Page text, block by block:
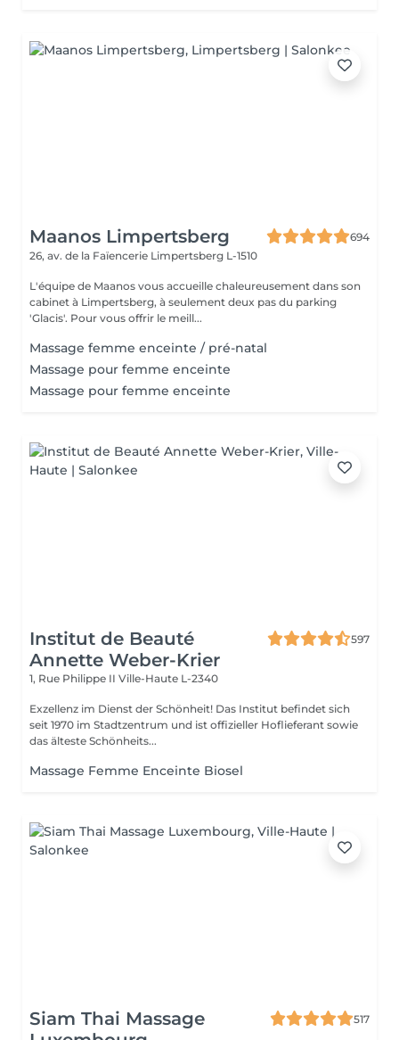
Maanos Limpertsberg
694
26, av. de la Faïencerie Limpertsberg L-1510
L'équipe de Maanos vous accueille chaleureusement dans son
cabinet à Limpertsberg, à seulement deux pas du parking
'Glacis'. Pour vous offrir le meill...
Massage femme enceinte / pré-natal
Massage pour femme enceinte
Massage pour femme enceinte
Institut de Beauté
Annette Weber-Krier
597
1, Rue Philippe II Ville-Haute L-2340
Exzellenz im Dienst der Schönheit! Das Institut befindet sich
seit 1970 im Stadtzentrum und ist offizieller Hoflieferant sowie
das älteste Schönheits...
Massage Femme Enceinte Biosel
Siam Thai Massage
517